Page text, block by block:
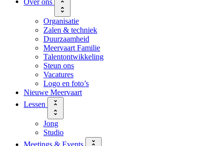
Organisatie
Zalen & techniek
Duurzaamheid
Meervaart Familie
Talentontwikkeling
Steun ons
Vacatures
Logo en foto’s
Nieuwe Meervaart
Lessen
Jong
Studio
Meetings & Events